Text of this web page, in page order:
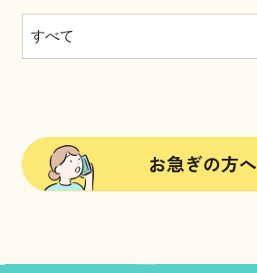
お急ぎの方へ